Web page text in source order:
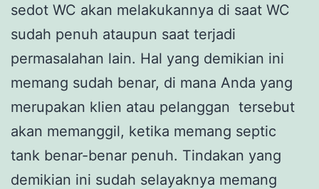
sedot WC akan melakukannya di saat WC
sudah penuh ataupun saat terjadi
permasalahan lain. Hal yang demikian ini
memang sudah benar, di mana Anda yang
merupakan klien atau pelanggan tersebut
akan memanggil, ketika memang septic
tank benar-benar penuh. Tindakan yang
demikian ini sudah selayaknya memang